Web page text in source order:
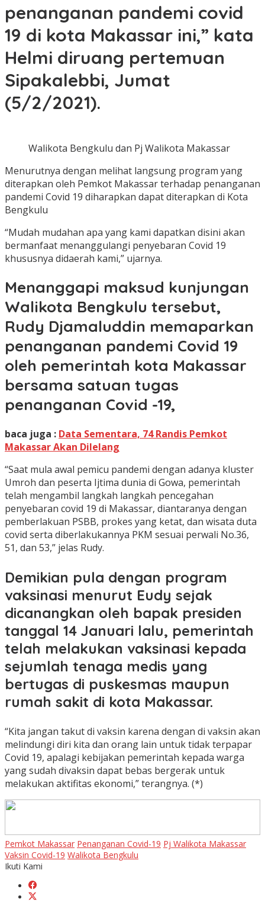
penanganan pandemi covid
19 di kota Makassar ini,” kata
Helmi diruang pertemuan
Sipakalebbi, Jumat
(5/2/2021).
Walikota Bengkulu dan Pj Walikota Makassar
Menurutnya dengan melihat langsung program yang
diterapkan oleh Pemkot Makassar terhadap penanganan
pandemi Covid 19 diharapkan dapat diterapkan di Kota
Bengkulu
“Mudah mudahan apa yang kami dapatkan disini akan
bermanfaat menanggulangi penyebaran Covid 19
khususnya didaerah kami,” ujarnya.
Menanggapi maksud kunjungan
Walikota Bengkulu tersebut,
Rudy Djamaluddin memaparkan
penanganan pandemi Covid 19
oleh pemerintah kota Makassar
bersama satuan tugas
penanganan Covid -19,
baca juga : Data Sementara, 74 Randis Pemkot
Makassar Akan Dilelang
“Saat mula awal pemicu pandemi dengan adanya kluster
Umroh dan peserta Ijtima dunia di Gowa, pemerintah
telah mengambil langkah langkah pencegahan
penyebaran covid 19 di Makassar, diantaranya dengan
pemberlakuan PSBB, prokes yang ketat, dan wisata duta
covid serta diberlakukannya PKM sesuai perwali No.36,
51, dan 53,” jelas Rudy.
Demikian pula dengan program
vaksinasi menurut Eudy sejak
dicanangkan oleh bapak presiden
tanggal 14 Januari lalu, pemerintah
telah melakukan vaksinasi kepada
sejumlah tenaga medis yang
bertugas di puskesmas maupun
rumah sakit di kota Makassar.
“Kita jangan takut di vaksin karena dengan di vaksin akan
melindungi diri kita dan orang lain untuk tidak terpapar
Covid 19, apalagi kebijakan pemerintah kepada warga
yang sudah divaksin dapat bebas bergerak untuk
melakukan aktifitas ekonomi,” terangnya. (*)
Pemkot Makassar Penanganan Covid-19 Pj Walikota Makassar
Vaksin Covid-19 Walikota Bengkulu
Ikuti Kami